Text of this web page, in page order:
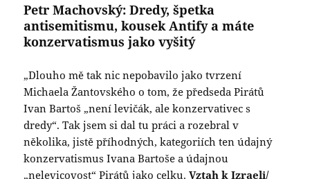
Petr Machovský: Dredy, špetka
antisemitismu, kousek Antify a máte
konzervatismus jako vyšitý
„Dlouho mě tak nic nepobavilo jako tvrzení
Michaela Žantovského o tom, že předseda Pirátů
Ivan Bartoš „není levičák, ale konzervativec s
dredy“. Tak jsem si dal tu práci a rozebral v
několika, jistě příhodných, kategoriích ten údajný
konzervatismus Ivana Bartoše a údajnou
„nelevicovost“ Pirátů jako celku.Vztah k Izraeli/